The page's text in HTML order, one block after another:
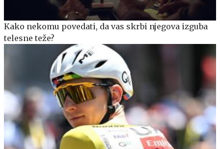
Kako nekomu povedati, da vas skrbi njegova izguba
telesne teže?